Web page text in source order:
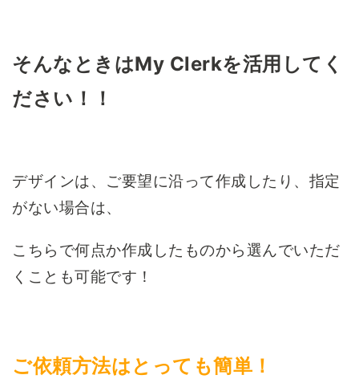
そんなときはMy Clerkを活用してく
ださい！！
デザインは、ご要望に沿って作成したり、指定
がない場合は、
こちらで何点か作成したものから選んでいただ
くことも可能です！
ご依頼方法はとっても簡単！